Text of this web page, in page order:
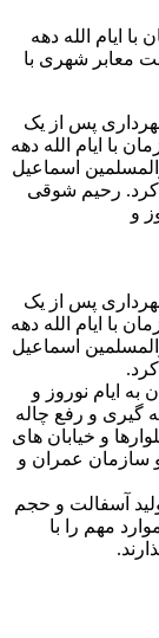
پس از یک
امروز چهارشنبه ۱۸ بهمن ۱۴۰۲ همزمان با ایام الله دهه
اسماعیل
کرد. رحیم شوقی
و
پس از یک
امروز چهارشنبه ۱۸ بهمن ۱۴۰۲ همزمان با ایام الله دهه
اسماعیل
ایام نوروز و
گیری و رفع چاله
و خیابان های
سازمان عمران و
آسفالت و حجم
مهم را با